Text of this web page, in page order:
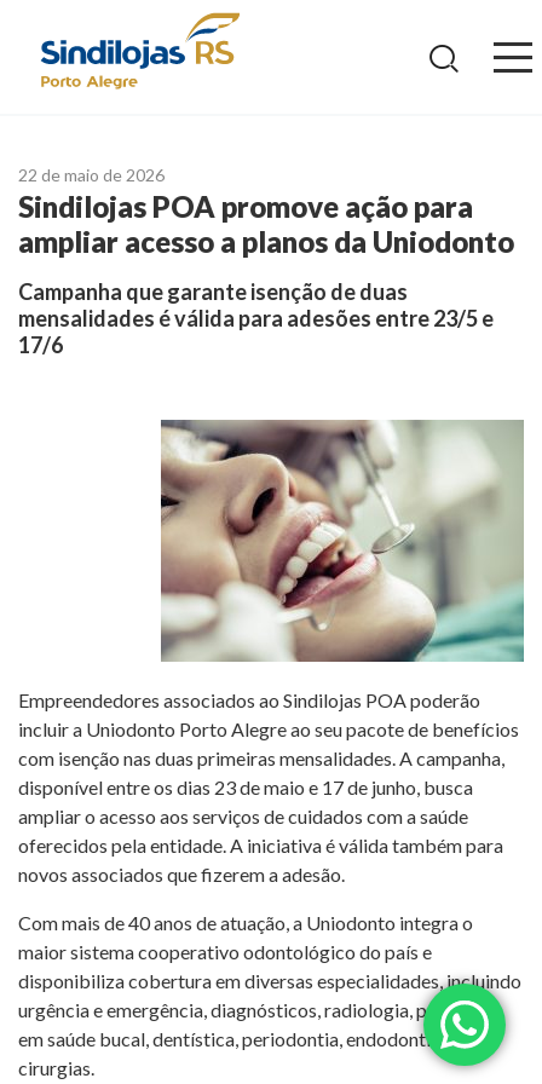
22 de maio de 2026
Sindilojas POA promove ação para
ampliar acesso a planos da Uniodonto
Campanha que garante isenção de duas
mensalidades é válida para adesões entre 23/5 e
17/6
Empreendedores associados ao Sindilojas POA poderão
incluir a Uniodonto Porto Alegre ao seu pacote de benefícios
com isenção nas duas primeiras mensalidades. A campanha,
disponível entre os dias 23 de maio e 17 de junho, busca
ampliar o acesso aos serviços de cuidados com a saúde
oferecidos pela entidade. A iniciativa é válida também para
novos associados que fizerem a adesão.
Com mais de 40 anos de atuação, a Uniodonto integra o
maior sistema cooperativo odontológico do país e
disponibiliza cobertura em diversas especialidades, incluindo
urgência e emergência, diagnósticos, radiologia, prevenção
em saúde bucal, dentística, periodontia, endodontia e
cirurgias.